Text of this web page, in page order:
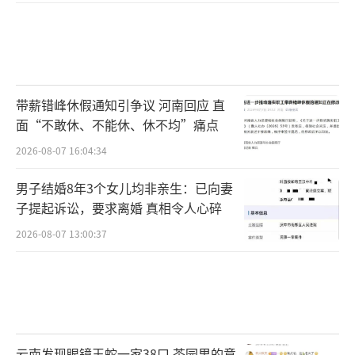
带薪错峰休假通知引争议 河南回应 直
面“不敢休、不能休、休不均”痛点
2026-08-07 16:04:34
男子结婚8年3个女儿均非亲生：已向妻
子提起诉讼，要求离婚 真相令人心碎
2026-08-07 13:00:37